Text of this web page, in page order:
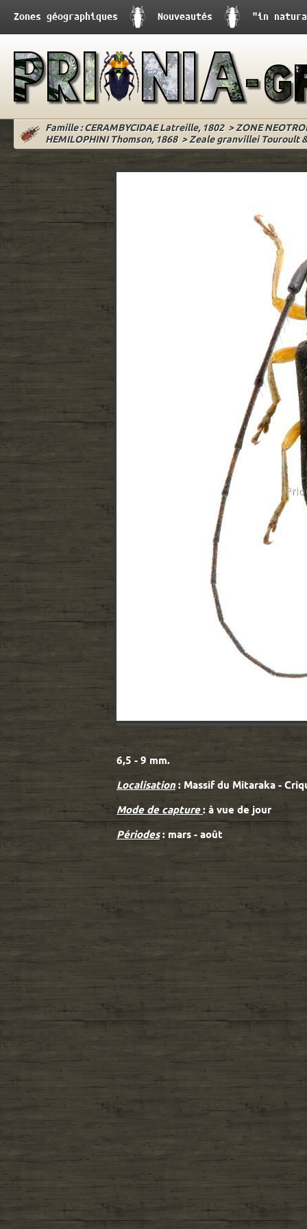
Zones géographiques Nouveautés "in
Famille : CERAMBYCIDAE Latreille, 1802>ZONE
HEMILOPHINI Thomson, 1868>Zeale granvillei Touroult
6,5 - 9 mm.
Localisation: Massif du Mitaraka -
Mode de capture: à vue de jour
Périodes: mars - août